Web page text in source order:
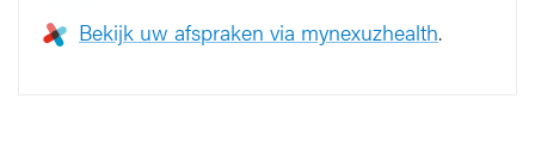
Bekijk uw afspraken via mynexuzhealth.